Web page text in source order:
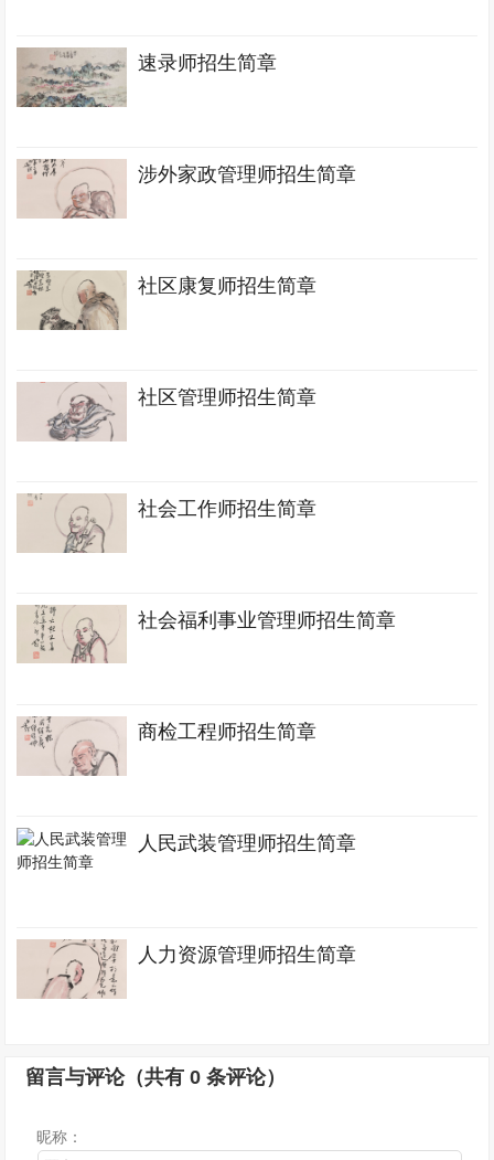
速录师招生简章
涉外家政管理师招生简章
社区康复师招生简章
社区管理师招生简章
社会工作师招生简章
社会福利事业管理师招生简章
商检工程师招生简章
人民武装管理师招生简章
人力资源管理师招生简章
留言与评论（共有0 条评论）
昵称：